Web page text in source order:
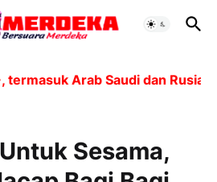
Arab Saudi dan Rusia,
Sesama,